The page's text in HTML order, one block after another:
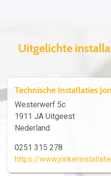
Uitgelichte
Technische Installaties
Westerwerf 5c
1911 JA Uitgeest
Nederland
0251 315 278
https://